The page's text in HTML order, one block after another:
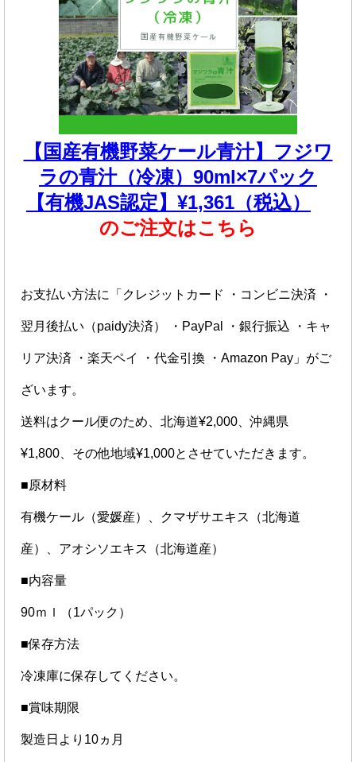
【国産有機野菜ケール青汁】フジワ
ラの青汁（冷凍）90ml×7パック
【有機JAS認定】¥1,361（税込）
のご注文はこちら
お支払い方法に「クレジットカード ・コンビニ決済 ・
翌月後払い（paidy決済） ・PayPal ・銀行振込 ・キャ
リア決済 ・楽天ペイ ・代金引換 ・Amazon Pay」がご
ざいます。
送料はクール便のため、北海道¥2,000、沖縄県
¥1,800、その他地域¥1,000とさせていただきます。
■原材料
有機ケール（愛媛産）、クマザサエキス（北海道
産）、アオシソエキス（北海道産）
■内容量
90ｍｌ（1パック）
■保存方法
冷凍庫に保存してください。
■賞味期限
製造日より10ヵ月